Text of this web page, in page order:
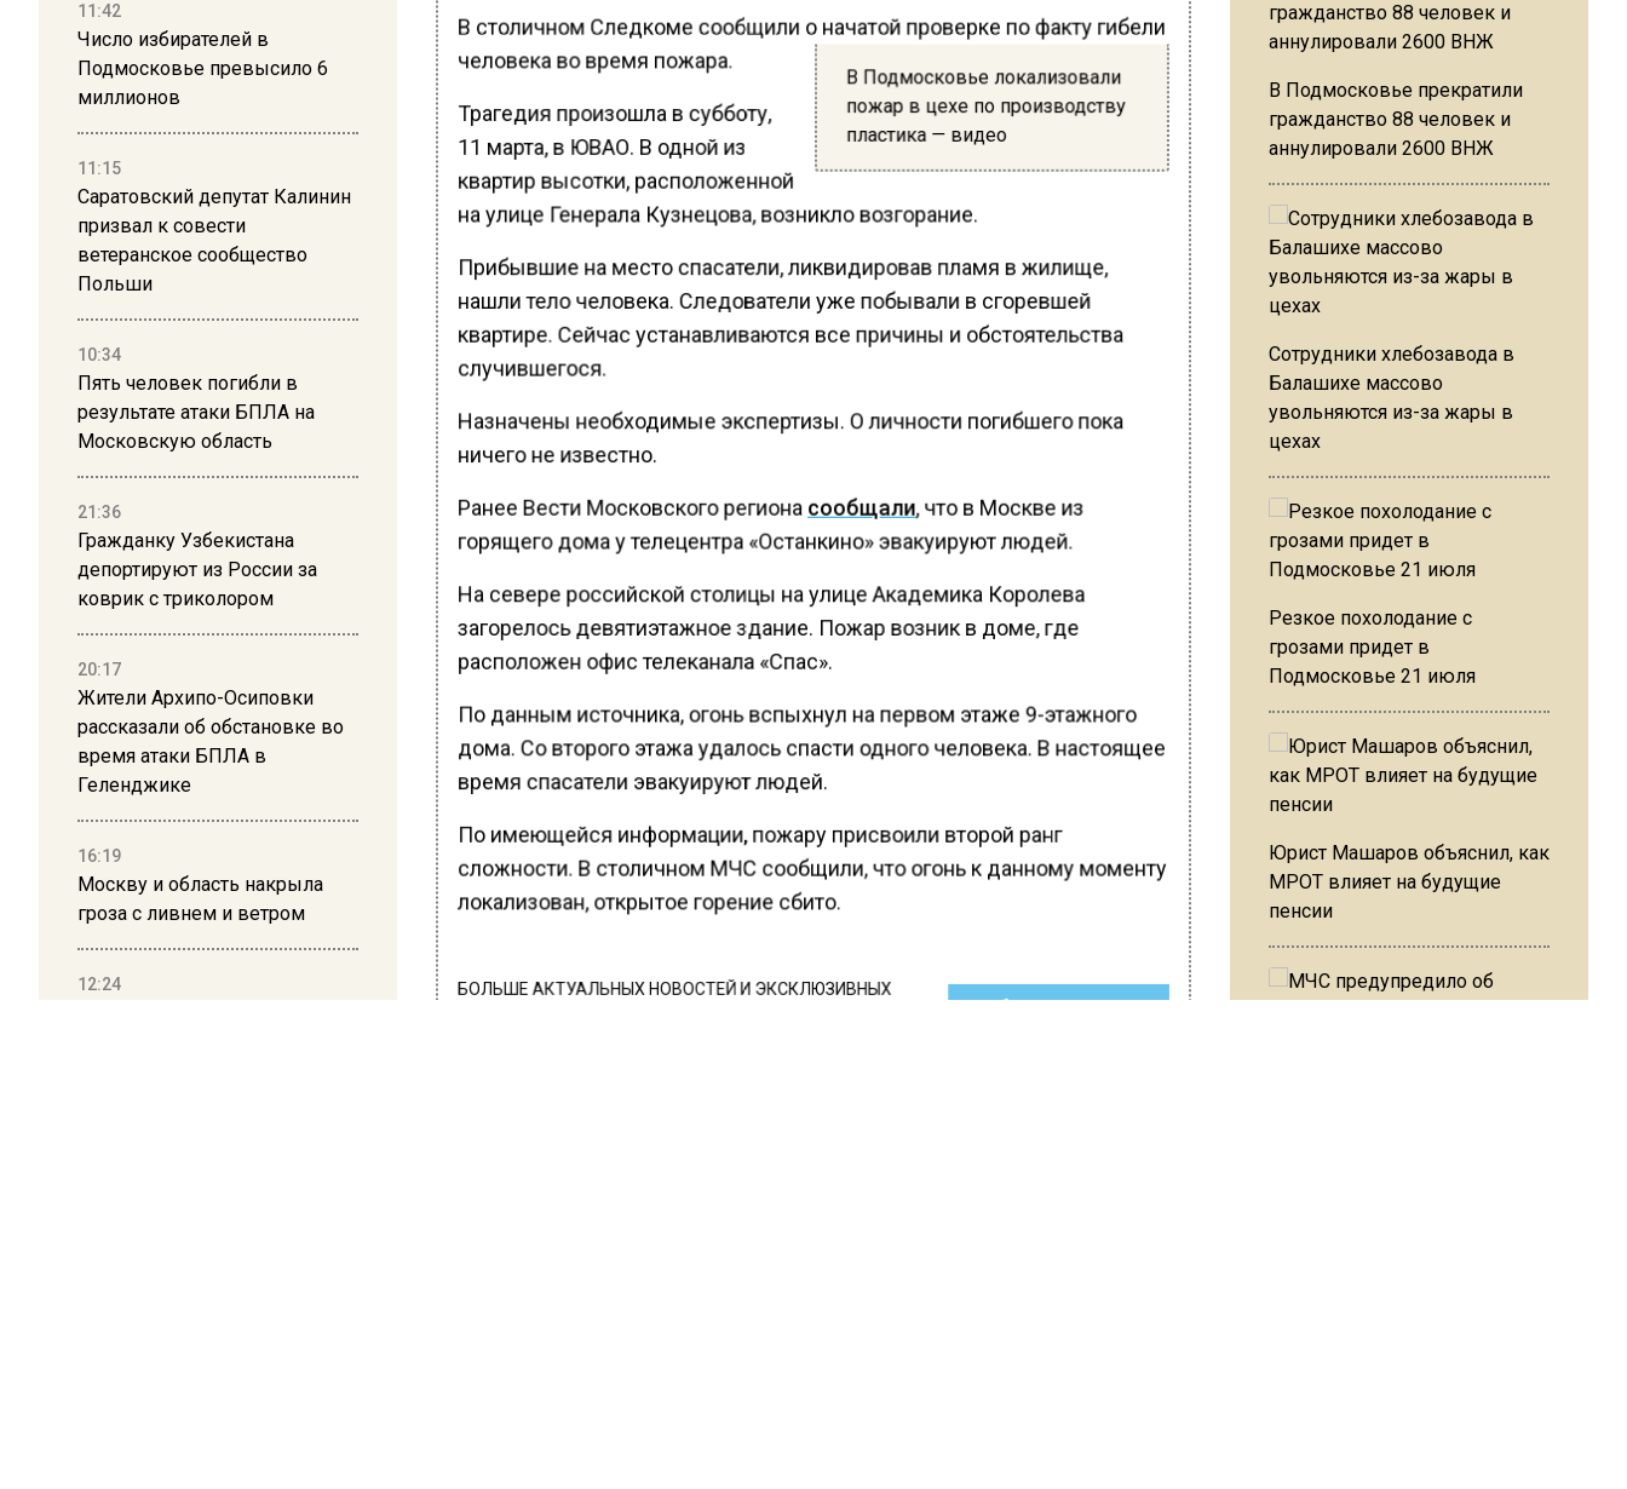
11:42
Число избирателей в
Подмосковье превысило 6
миллионов
11:15
Саратовский депутат Калинин
призвал к совести
ветеранское сообщество
Польши
10:34
Пять человек погибли в
результате атаки БПЛА на
Московскую область
21:36
Гражданку Узбекистана
депортируют из России за
коврик с триколором
20:17
Жители Архипо-Осиповки
рассказали об обстановке во
время атаки БПЛА в
Геленджике
16:19
Москву и область накрыла
гроза с ливнем и ветром
12:24
В столичном Следкоме сообщили о начатой проверке по факту гибели
человека во время пожара.
В Подмосковье локализовали
пожар в цехе по производству
пластика — видео
Трагедия произошла в субботу,
11 марта, в ЮВАО. В одной из
квартир высотки, расположенной
на улице Генерала Кузнецова, возникло возгорание.
Прибывшие на место спасатели, ликвидировав пламя в жилище,
нашли тело человека. Следователи уже побывали в сгоревшей
квартире. Сейчас устанавливаются все причины и обстоятельства
случившегося.
Назначены необходимые экспертизы. О личности погибшего пока
ничего не известно.
Ранее Вести Московского региона сообщали, что в Москве из
горящего дома у телецентра «Останкино» эвакуируют людей.
На севере российской столицы на улице Академика Королева
загорелось девятиэтажное здание. Пожар возник в доме, где
расположен офис телеканала «Спас».
По данным источника, огонь вспыхнул на первом этаже 9-этажного
дома. Со второго этажа удалось спасти одного человека. В настоящее
время спасатели эвакуируют людей.
По имеющейся информации, пожару присвоили второй ранг
сложности. В столичном МЧС сообщили, что огонь к данному моменту
локализован, открытое горение сбито.
БОЛЬШЕ АКТУАЛЬНЫХ НОВОСТЕЙ И ЭКСКЛЮЗИВНЫХ
В Подмосковье прекратили
гражданство 88 человек и
аннулировали 2600 ВНЖ
Сотрудники хлебозавода в
Балашихе массово
увольняются из-за жары в
цехах
Резкое похолодание с
грозами придет в
Подмосковье 21 июля
Юрист Машаров объяснил, как
МРОТ влияет на будущие
пенсии